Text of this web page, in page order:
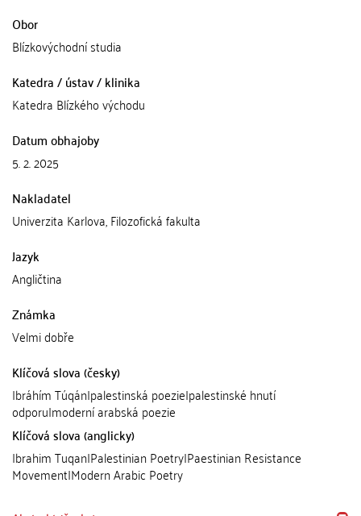
Obor
Blízkovýchodní studia
Katedra / ústav / klinika
Katedra Blízkého východu
Datum obhajoby
5. 2. 2025
Nakladatel
Univerzita Karlova, Filozofická fakulta
Jazyk
Angličtina
Známka
Velmi dobře
Klíčová slova (česky)
Ibráhím Túqán|palestinská poezie|palestinské hnutí
odporu|moderní arabská poezie
Klíčová slova (anglicky)
Ibrahim Tuqan|Palestinian Poetry|Paestinian Resistance
Movement|Modern Arabic Poetry